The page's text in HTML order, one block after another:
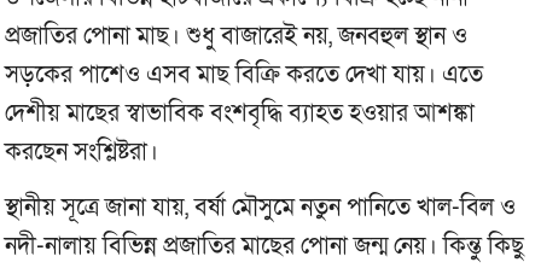
প্রজাতির পোনা মাছ। শুধু বাজারেই নয়, জনবহুল স্থান ও
সড়কের পাশেও এসব মাছ বিক্রি করতে দেখা যায়। এতে
দেশীয় মাছের স্বাভাবিক বংশবৃদ্ধি ব্যাহত হওয়ার আশঙ্কা
করছেন সংশ্লিষ্টরা।
স্থানীয় সূত্রে জানা যায়, বর্ষা মৌসুমে নতুন পানিতে খাল-বিল ও
নদী-নালায় বিভিন্ন প্রজাতির মাছের পোনা জন্ম নেয়। কিন্তু কিছু